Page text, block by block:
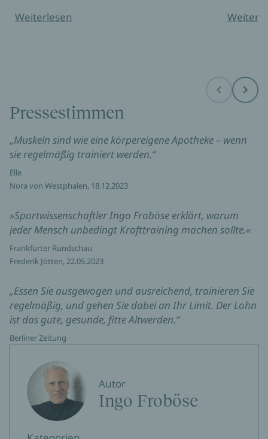
Weiterlesen
Before Next
Pressestimmen
„Muskeln sind wie eine körpereigene Apotheke – wenn
sie regelmäßig trainiert werden.“
Elle
Nora von Westphalen, 18.12.2023
»Sportwissenschaftler Ingo Froböse erklärt, warum
jeder Mensch unbedingt Krafttraining machen sollte.«
Frankfurter Rundschau
Frederik Jötten, 22.05.2023
„Essen Sie ausgewogen und ausreichend, trainieren Sie
regelmäßig, und gehen Sie dabei an Ihr Limit. Der Lohn
ist das gute, gesunde, fitte Altwerden.“
Berliner Zeitung
Autor
Ingo Froböse